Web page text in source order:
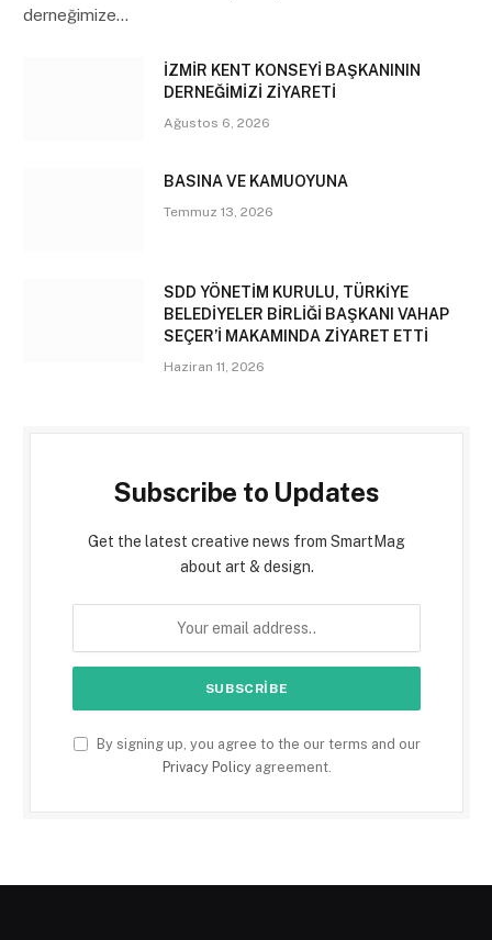
derneğimize…
İZMİR KENT KONSEYİ BAŞKANININ
DERNEĞİMİZİ ZİYARETİ
Ağustos 6, 2026
BASINA VE KAMUOYUNA
Temmuz 13, 2026
SDD YÖNETİM KURULU, TÜRKİYE
BELEDİYELER BİRLİĞİ BAŞKANI VAHAP
SEÇER’İ MAKAMINDA ZİYARET ETTİ
Haziran 11, 2026
Subscribe to Updates
Get the latest creative news from SmartMag
about art & design.
By signing up, you agree to the our terms and our
Privacy Policyagreement.